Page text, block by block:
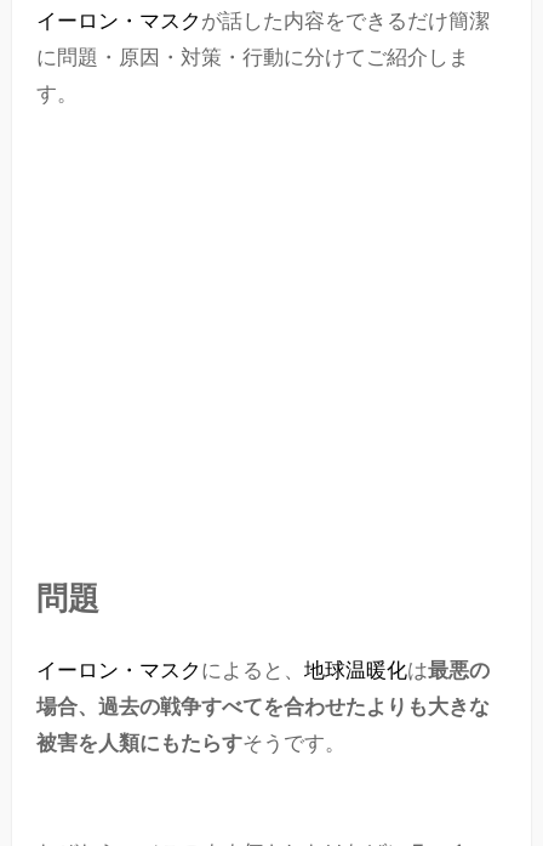
イーロン・マスク が話した内容をできるだけ簡潔
に問題・原因・対策・行動に分けてご紹介しま
す。
問題
イーロン・マスク によると、 地球温暖化は最悪の
場合、過去の戦争すべてを合わせたよりも大きな
被害を人類にもたらすそうです。